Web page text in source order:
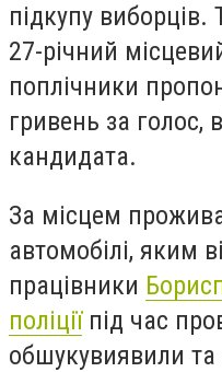
підкупу
27-річний
поплічники
гривень за голос,
кандидата.
За місцем
автомобілі, яким
працівники
поліціїпід час
обшукувиявили та